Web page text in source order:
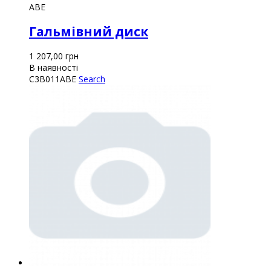
ABE
Гальмівний диск
1 207,00 грн
В наявності
C3B011ABE Search